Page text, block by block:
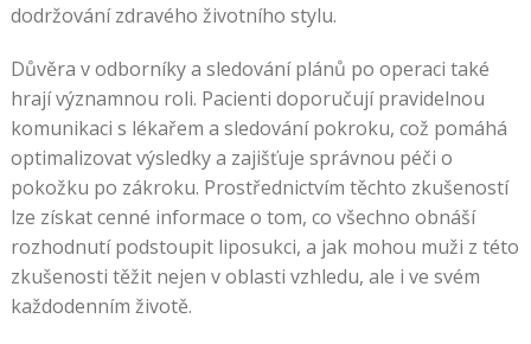
dodržování zdravého životního stylu.
Důvěra v odborníky a sledování plánů po operaci také
hrají významnou roli. Pacienti doporučují pravidelnou
komunikaci s lékařem a sledování pokroku, což pomáhá
optimalizovat výsledky a zajišťuje správnou péči o
pokožku po zákroku. Prostřednictvím těchto zkušeností
lze získat cenné informace o tom, co všechno obnáší
rozhodnutí podstoupit liposukci, a jak mohou muži z této
zkušenosti těžit nejen v oblasti vzhledu, ale i ve svém
každodenním životě.